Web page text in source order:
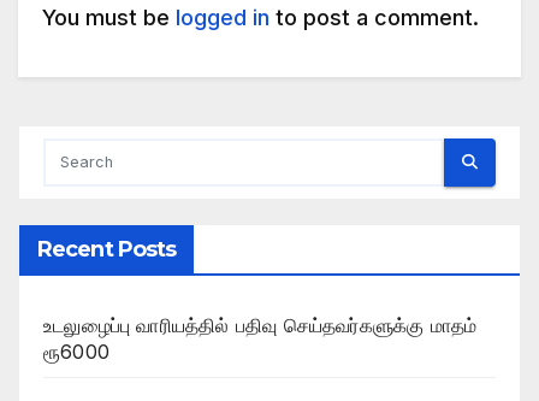
You must be logged in to post a comment.
Recent Posts
உடலுழைப்பு வாரியத்தில் பதிவு செய்தவர்களுக்கு மாதம்
ரூ6000